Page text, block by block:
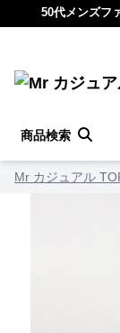
50代メンズフ
商品検索
Mr カジュアル